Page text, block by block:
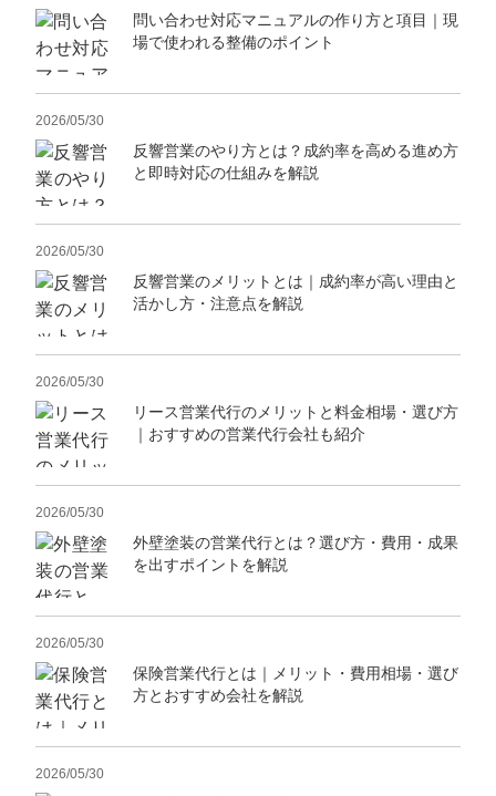
問い合わせ対応マニュアルの作り方と項目｜現
場で使われる整備のポイント
2026/05/30
反響営業のやり方とは？成約率を高める進め方
と即時対応の仕組みを解説
2026/05/30
反響営業のメリットとは｜成約率が高い理由と
活かし方・注意点を解説
2026/05/30
リース営業代行のメリットと料金相場・選び方
｜おすすめの営業代行会社も紹介
2026/05/30
外壁塗装の営業代行とは？選び方・費用・成果
を出すポイントを解説
2026/05/30
保険営業代行とは｜メリット・費用相場・選び
方とおすすめ会社を解説
2026/05/30